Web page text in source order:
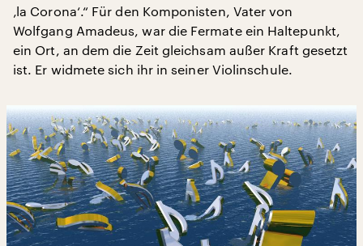
‚la Corona‘.“ Für den Komponisten, Vater von
Wolfgang Amadeus, war die Fermate ein Haltepunkt,
ein Ort, an dem die Zeit gleichsam außer Kraft gesetzt
ist. Er widmete sich ihr in seiner Violinschule.